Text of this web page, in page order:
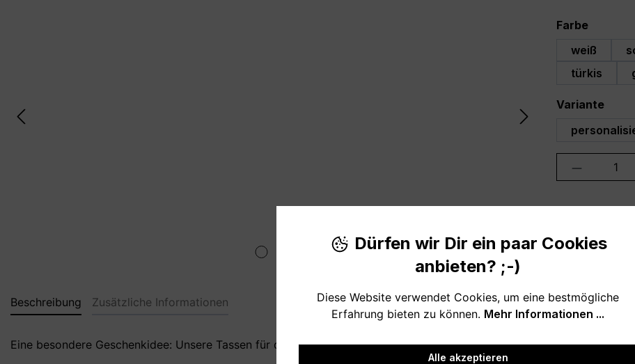
Farbe
weiß
türkis
Variante
Produkt
Beschreibung Zusätzliche Informationen
Eine besondere Geschenkidee: Unsere Tassen für deinen Lieblingsmenschen
Dürfen wir Dir ein paar Cookies
anbieten? ;-)
Diese Website verwendet Cookies, um eine bestmögliche
Erfahrung bieten zu können. Mehr Informationen ...
Alle akzeptieren